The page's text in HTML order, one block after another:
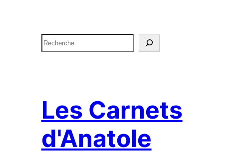
R
e
e
r
c
h
Les Carnets
d'Anatole